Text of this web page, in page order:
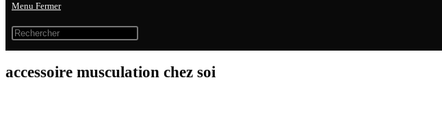
Menu Fermer
accessoire musculation chez soi